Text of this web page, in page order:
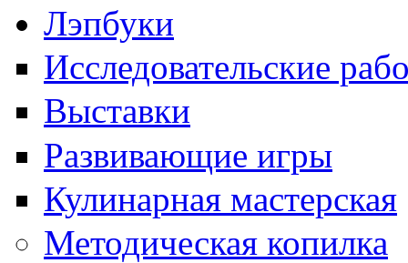
Лэпбуки
Исследовательские
Выставки
Развивающие игры
Кулинарная мастерская
Методическая копилка